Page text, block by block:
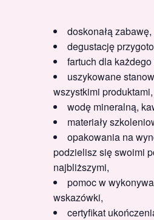
doskonałą zabawę,
degustację
fartuch dla
uszykowane
wszystkimi produktami,
wodę mineralną,
materiały
opakowania na
podzielisz się swoimi
najbliższymi,
pomoc w
wskazówki,
certyfikat